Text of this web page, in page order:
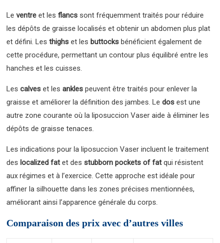
Leventre et lesflancs sont fréquemment traités pour réduire
les dépôts de graisse localisés et obtenir un abdomen plus plat
et défini. Lesthighs et les buttocks bénéficient également de
cette procédure, permettant un contour plus équilibré entre les
hanches et les cuisses.
Lescalves et lesankles peuvent être traités pour enlever la
graisse et améliorer la définition des jambes. Ledos est une
autre zone courante où la liposuccion Vaser aide à éliminer les
dépôts de graisse tenaces.
Les indications pour la liposuccion Vaser incluent le traitement
des localized fatet desstubborn pockets of fatqui résistent
aux régimes et à l’exercice. Cette approche est idéale pour
affiner la silhouette dans les zones précises mentionnées,
améliorant ainsi l’apparence générale du corps.
Comparaison des prix avec d’autres villes